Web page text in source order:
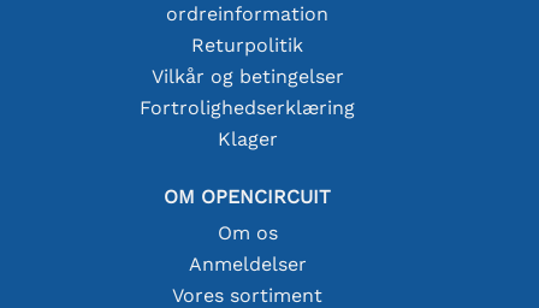
ordreinformation
Returpolitik
Vilkår og betingelser
Fortrolighedserklæring
Klager
OM OPENCIRCUIT
Om os
Anmeldelser
Vores sortiment